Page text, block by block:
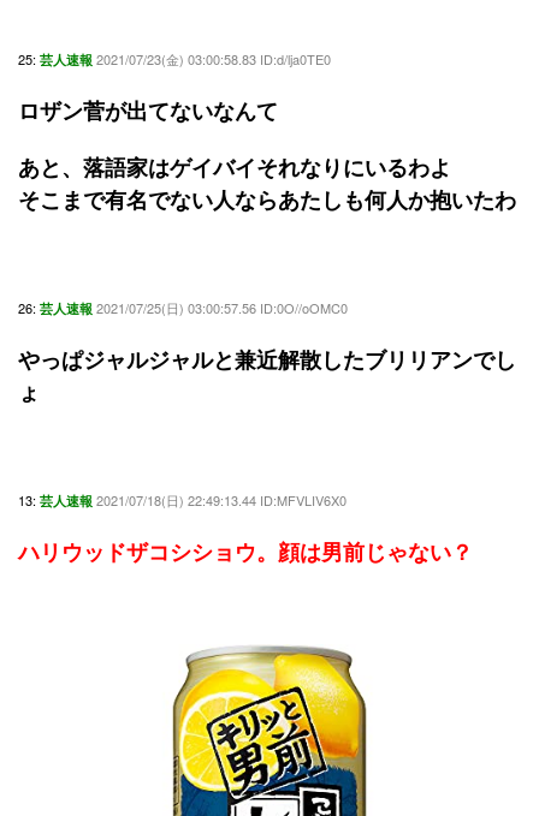
25: 芸人速報 2021/07/23(金) 03:00:58.83 ID:d/lja0TE0
ロザン菅が出てないなんて
あと、落語家はゲイバイそれなりにいるわよ
そこまで有名でない人ならあたしも何人か抱いたわ
26: 芸人速報 2021/07/25(日) 03:00:57.56 ID:0O//oOMC0
やっぱジャルジャルと兼近解散したブリリアンでし
ょ
13: 芸人速報 2021/07/18(日) 22:49:13.44 ID:MFVLIV6X0
ハリウッドザコシショウ。顔は男前じゃない？